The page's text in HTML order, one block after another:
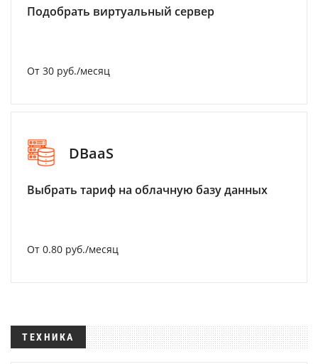
Подобрать виртуальный сервер
От 30 руб./месяц
DBaaS
Выбрать тариф на облачную базу данных
От 0.80 руб./месяц
ТЕХНИКА